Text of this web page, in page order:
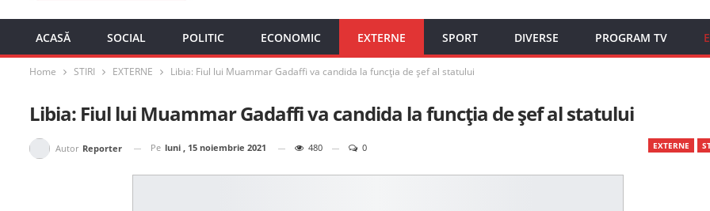
ACASĂ SOCIAL POLITIC ECONOMIC EXTERNE SPORT DIVERSE PROGRAM TV
Home STIRI EXTERNE Libia: Fiul lui Muammar Gadaffi va candida la funcția de șef al statului
Libia: Fiul lui Muammar Gadaffi va candida la funcția de șef al statului
EXTERNE
Autor Reporter Pe luni , 15 noiembrie 2021 480 0